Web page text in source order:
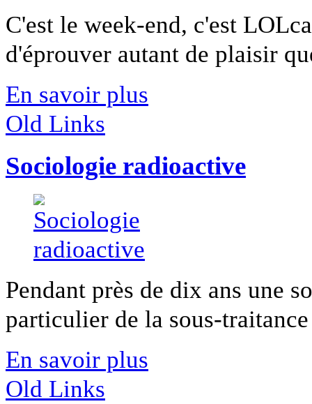
C'est le week-end, c'est
d'éprouver autant de plaisir
En savoir plus
Old Links
Sociologie radioactive
Pendant près de dix ans une
particulier de la sous-
En savoir plus
Old Links